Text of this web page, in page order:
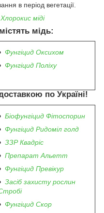
в період вегетації.
міді
мідь:
Фунгіцид Оксихом
Фунгіцид Поліху
по Україні!
Біофунгіцид Фітоспорин
Фунгіцид Ридоміл голд
ЗЗР Квадріс
Препарат Альетт
Фунгіцид Превікур
Засіб захисту рослин
Фунгіцид Скор